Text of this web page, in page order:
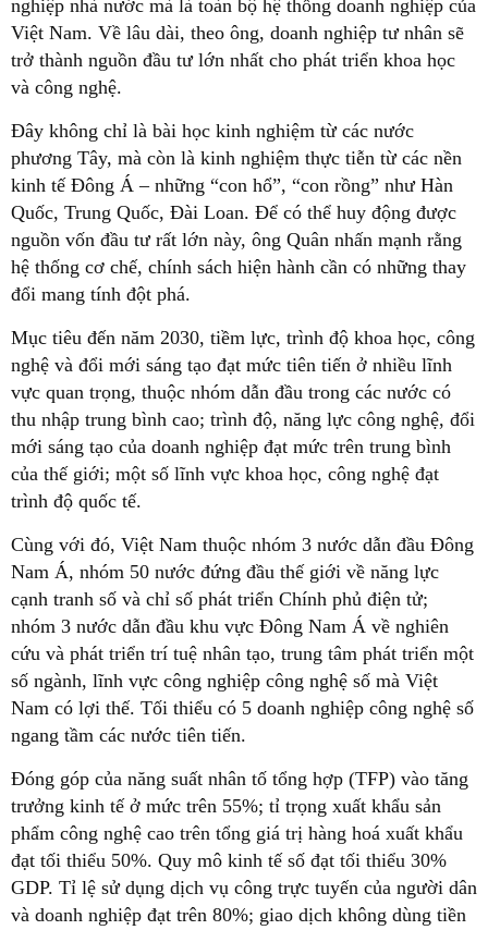
nghiệp nhà nước mà là toàn bộ hệ thống doanh nghiệp của
Việt Nam. Về lâu dài, theo ông, doanh nghiệp tư nhân sẽ
trở thành nguồn đầu tư lớn nhất cho phát triển khoa học
và công nghệ.
Đây không chỉ là bài học kinh nghiệm từ các nước
phương Tây, mà còn là kinh nghiệm thực tiễn từ các nền
kinh tế Đông Á – những “con hổ”, “con rồng” như Hàn
Quốc, Trung Quốc, Đài Loan. Để có thể huy động được
nguồn vốn đầu tư rất lớn này, ông Quân nhấn mạnh rằng
hệ thống cơ chế, chính sách hiện hành cần có những thay
đổi mang tính đột phá.
Mục tiêu đến năm 2030, tiềm lực, trình độ khoa học, công
nghệ và đổi mới sáng tạo đạt mức tiên tiến ở nhiều lĩnh
vực quan trọng, thuộc nhóm dẫn đầu trong các nước có
thu nhập trung bình cao; trình độ, năng lực công nghệ, đổi
mới sáng tạo của doanh nghiệp đạt mức trên trung bình
của thế giới; một số lĩnh vực khoa học, công nghệ đạt
trình độ quốc tế.
Cùng với đó, Việt Nam thuộc nhóm 3 nước dẫn đầu Đông
Nam Á, nhóm 50 nước đứng đầu thế giới về năng lực
cạnh tranh số và chỉ số phát triển Chính phủ điện tử;
nhóm 3 nước dẫn đầu khu vực Đông Nam Á về nghiên
cứu và phát triển trí tuệ nhân tạo, trung tâm phát triển một
số ngành, lĩnh vực công nghiệp công nghệ số mà Việt
Nam có lợi thế. Tối thiểu có 5 doanh nghiệp công nghệ số
ngang tầm các nước tiên tiến.
Đóng góp của năng suất nhân tố tổng hợp (TFP) vào tăng
trưởng kinh tế ở mức trên 55%; tỉ trọng xuất khẩu sản
phẩm công nghệ cao trên tổng giá trị hàng hoá xuất khẩu
đạt tối thiểu 50%. Quy mô kinh tế số đạt tối thiểu 30%
GDP. Tỉ lệ sử dụng dịch vụ công trực tuyến của người dân
và doanh nghiệp đạt trên 80%; giao dịch không dùng tiền